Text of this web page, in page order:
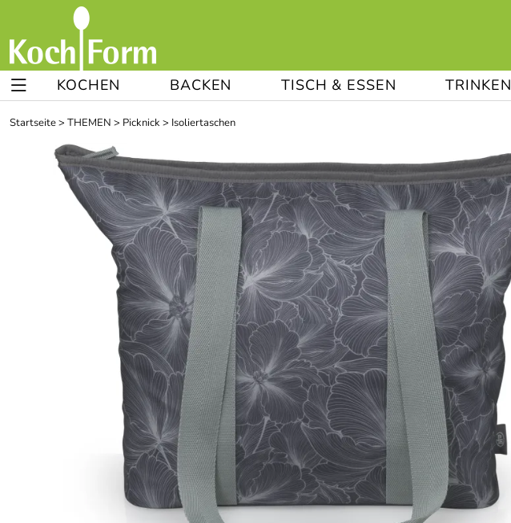
KOCHEN BACKEN TISCH & ESSEN TRINKEN
Startseite> THEMEN > Picknick > Isoliertaschen